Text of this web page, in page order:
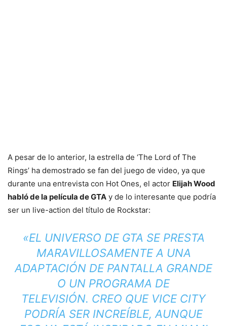
A pesar de lo anterior, la estrella de ‘The Lord of The
Rings’ ha demostrado se fan del juego de video, ya que
durante una entrevista con Hot Ones, el actor Elijah Wood
habló de la película de GTA y de lo interesante que podría
ser un live-action del título de Rockstar:
«EL UNIVERSO DE GTA SE PRESTA
MARAVILLOSAMENTE A UNA
ADAPTACIÓN DE PANTALLA GRANDE
O UN PROGRAMA DE
TELEVISIÓN. CREO QUE VICE CITY
PODRÍA SER INCREÍBLE, AUNQUE